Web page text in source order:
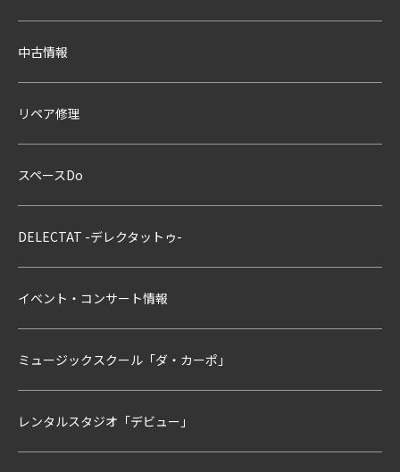
中古情報
リペア修理
スペースDo
DELECTAT -デレクタットゥ-
イベント・コンサート情報
ミュージックスクール「ダ・カーポ」
レンタルスタジオ「デビュー」